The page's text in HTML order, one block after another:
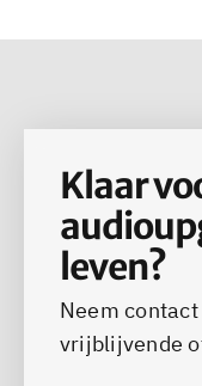
Klaar
leven?
Neem
vrijblijvende